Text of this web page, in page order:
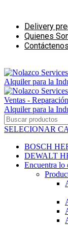
Delivery
Quienes
Contáctenos
SELECIONAR
BOSCH
DEWALT
Encuentra lo